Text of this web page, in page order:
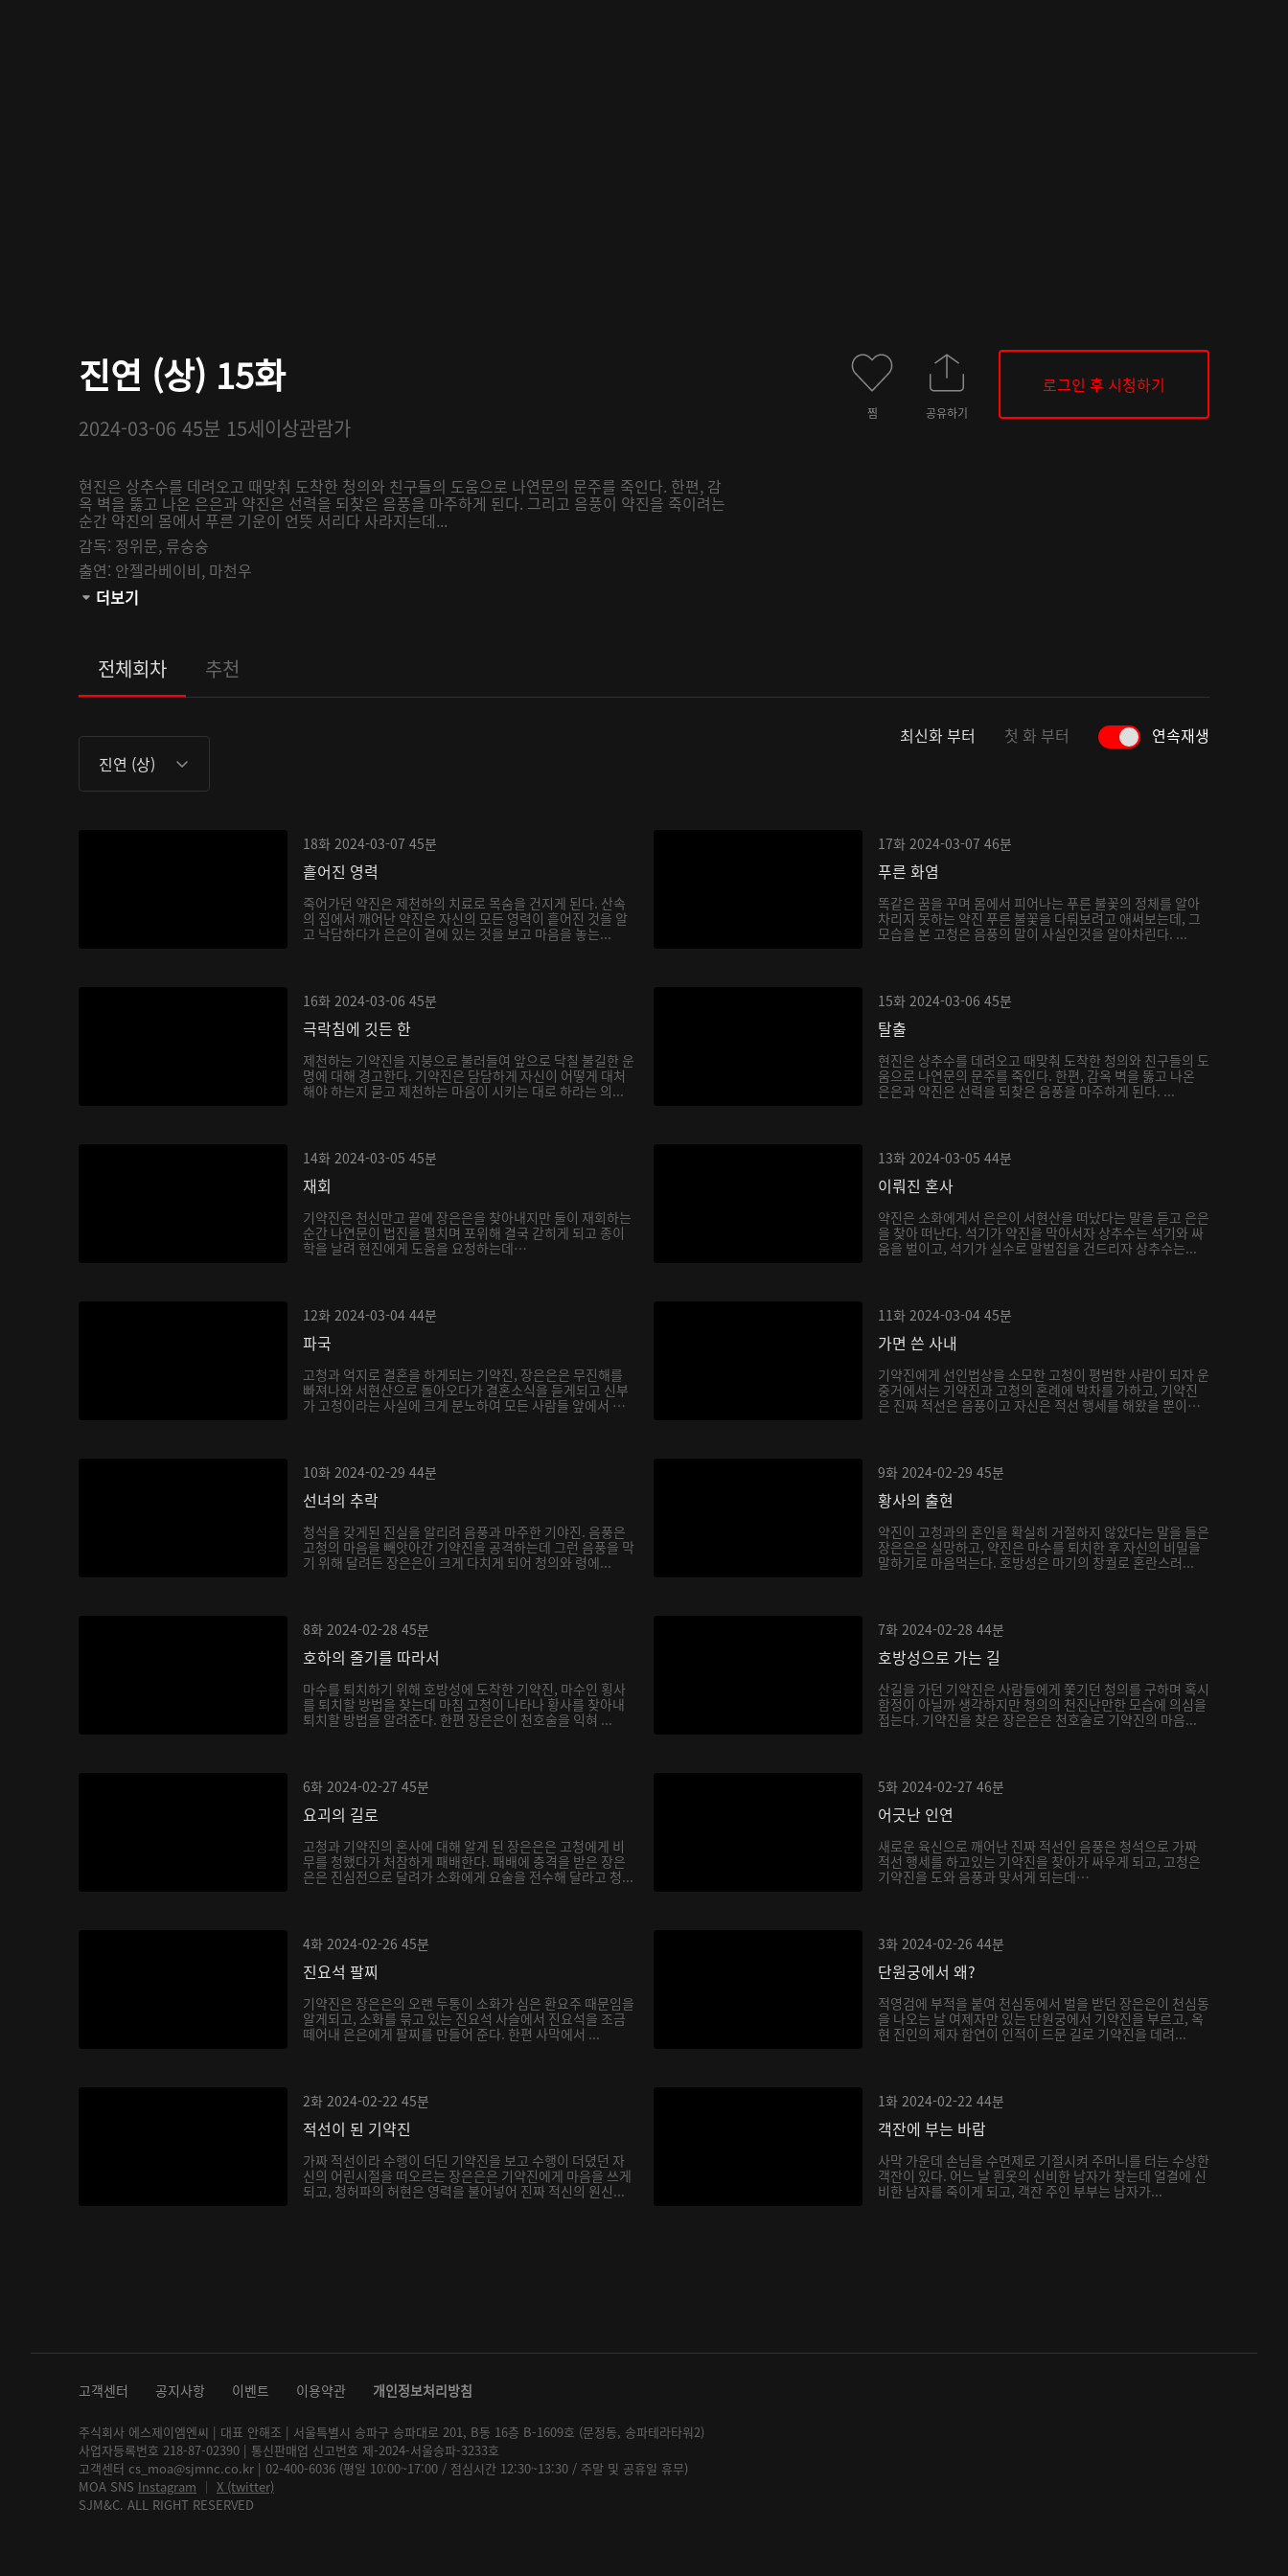
진연 (상) 15화
2024-03-06 45분 15세이상관람가
현진은 상추수를 데려오고 때맞춰 도착한 청의와 친구들의 도움으로 나연문의 문주를 죽인다. 한편, 감
옥 벽을 뚫고 나온 은은과 약진은 선력을 되찾은 음풍을 마주하게 된다. 그리고 음풍이 약진을 죽이려는
순간 약진의 몸에서 푸른 기운이 언뜻 서리다 사라지는데...
감독: 정위문, 류숭숭
출연: 안젤라베이비, 마천우
관람등급:
더보기
찜 공유하기
로그인 후 시청하기
전체회차 추천
진연 (상)
최신화 부터 첫 화 부터 연속재생
18화 2024-03-07 45분
흩어진 영력
죽어가던 약진은 제천하의 치료로 목숨을 건지게 된다. 산속
의 집에서 깨어난 약진은 자신의 모든 영력이 흩어진 것을 알
고 낙담하다가 은은이 곁에 있는 것을 보고 마음을 놓는...
17화 2024-03-07 46분
푸른 화염
똑같은 꿈을 꾸며 몸에서 피어나는 푸른 불꽃의 정체를 알아
차리지 못하는 약진 푸른 불꽃을 다뤄보려고 애써보는데, 그
모습을 본 고청은 음풍의 말이 사실인것을 알아차린다. ...
16화 2024-03-06 45분
극락침에 깃든 한
제천하는 기약진을 지붕으로 불러들여 앞으로 닥칠 불길한 운
명에 대해 경고한다. 기약진은 담담하게 자신이 어떻게 대처
해야 하는지 묻고 제천하는 마음이 시키는 대로 하라는 의...
15화 2024-03-06 45분
탈출
현진은 상추수를 데려오고 때맞춰 도착한 청의와 친구들의 도
움으로 나연문의 문주를 죽인다. 한편, 감옥 벽을 뚫고 나온
은은과 약진은 선력을 되찾은 음풍을 마주하게 된다. ...
14화 2024-03-05 45분
재회
기약진은 천신만고 끝에 장은은을 찾아내지만 둘이 재회하는
순간 나연문이 법진을 펼치며 포위해 결국 갇히게 되고 종이
학을 날려 현진에게 도움을 요청하는데…
13화 2024-03-05 44분
이뤄진 혼사
약진은 소화에게서 은은이 서현산을 떠났다는 말을 듣고 은은
을 찾아 떠난다. 석기가 약진을 막아서자 상추수는 석기와 싸
움을 벌이고, 석기가 실수로 말벌집을 건드리자 상추수는...
12화 2024-03-04 44분
파국
고청과 억지로 결혼을 하게되는 기약진, 장은은은 무진해를
빠져나와 서현산으로 돌아오다가 결혼소식을 듣게되고 신부
가 고청이라는 사실에 크게 분노하여 모든 사람들 앞에서 천
11화 2024-03-04 45분
가면 쓴 사내
기약진에게 선인법상을 소모한 고청이 평범한 사람이 되자 운
중거에서는 기약진과 고청의 혼례에 박차를 가하고, 기약진
은 진짜 적선은 음풍이고 자신은 적선 행세를 해왔을 뿐이
10화 2024-02-29 44분
선녀의 추락
청석을 갖게된 진실을 알리려 음풍과 마주한 기야진. 음풍은
고청의 마음을 빼앗아간 기약진을 공격하는데 그런 음풍을 막
기 위해 달려든 장은은이 크게 다치게 되어 청의와 령에...
9화 2024-02-29 45분
황사의 출현
약진이 고청과의 혼인을 확실히 거절하지 않았다는 말을 들은
장은은은 실망하고, 약진은 마수를 퇴치한 후 자신의 비밀을
말하기로 마음먹는다. 호방성은 마기의 창궐로 혼란스러...
8화 2024-02-28 45분
호하의 줄기를 따라서
마수를 퇴치하기 위해 호방성에 도착한 기약진, 마수인 횡사
를 퇴치할 방법을 찾는데 마침 고청이 나타나 황사를 찾아내
퇴치할 방법을 알려준다. 한편 장은은이 천호술을 익혀 ...
7화 2024-02-28 44분
호방성으로 가는 길
산길을 가던 기약진은 사람들에게 쫓기던 청의를 구하며 혹시
함정이 아닐까 생각하지만 청의의 천진난만한 모습에 의심을
접는다. 기약진을 찾은 장은은은 천호술로 기약진의 마음...
6화 2024-02-27 45분
요괴의 길로
고청과 기약진의 혼사에 대해 알게 된 장은은은 고청에게 비
무를 청했다가 처참하게 패배한다. 패배에 충격을 받은 장은
은은 진심전으로 달려가 소화에게 요술을 전수해 달라고 청...
5화 2024-02-27 46분
어긋난 인연
새로운 육신으로 깨어난 진짜 적선인 음풍은 청석으로 가짜
적선 행세를 하고있는 기약진을 찾아가 싸우게 되고, 고청은
기약진을 도와 음풍과 맞서게 되는데…
4화 2024-02-26 45분
진요석 팔찌
기약진은 장은은의 오랜 두통이 소화가 심은 환요주 때문임을
알게되고, 소화를 묶고 있는 진요석 사슬에서 진요석을 조금
떼어내 은은에게 팔찌를 만들어 준다. 한편 사막에서 ...
3화 2024-02-26 44분
단원궁에서 왜?
적영검에 부적을 붙여 천심동에서 벌을 받던 장은은이 천심동
을 나오는 날 여제자만 있는 단원궁에서 기약진을 부르고, 옥
현 진인의 제자 함연이 인적이 드문 길로 기약진을 데려...
2화 2024-02-22 45분
적선이 된 기약진
가짜 적선이라 수행이 더딘 기약진을 보고 수행이 더뎠던 자
신의 어린시절을 떠오르는 장은은은 기약진에게 마음을 쓰게
되고, 청허파의 허현은 영력을 불어넣어 진짜 적신의 원신...
1화 2024-02-22 44분
객잔에 부는 바람
사막 가운데 손님을 수면제로 기절시켜 주머니를 터는 수상한
객잔이 있다. 어느 날 흰옷의 신비한 남자가 찾는데 얼결에 신
비한 남자를 죽이게 되고, 객잔 주인 부부는 남자가...
고객센터 공지사항 이벤트 이용약관 개인정보처리방침
주식회사 에스제이엠엔씨 | 대표 안해조 | 서울특별시 송파구 송파대로 201, B동 16층 B-1609호 (문정동, 송파테라타워2)
사업자등록번호 218-87-02390 | 통신판매업 신고번호 제-2024-서울송파-3233호
고객센터 cs_moa@sjmnc.co.kr | 02-400-6036 (평일 10:00~17:00 / 점심시간 12:30~13:30 / 주말 및 공휴일 휴무)
MOA SNS Instagram │ X (twitter)
SJM&C. ALL RIGHT RESERVED